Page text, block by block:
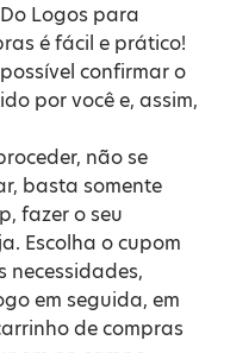
Logos para
é fácil e prático!
confirmar o
por você e, assim,
não se
basta somente
fazer o seu
Escolha o cupom
necessidades,
em seguida, em
de compras